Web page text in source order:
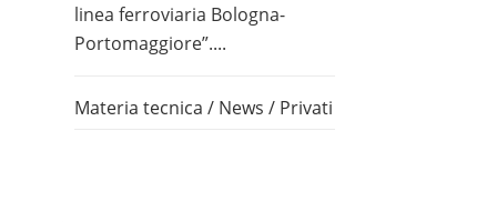
linea ferroviaria Bologna-
Portomaggiore”....
Materia tecnica / News / Privati